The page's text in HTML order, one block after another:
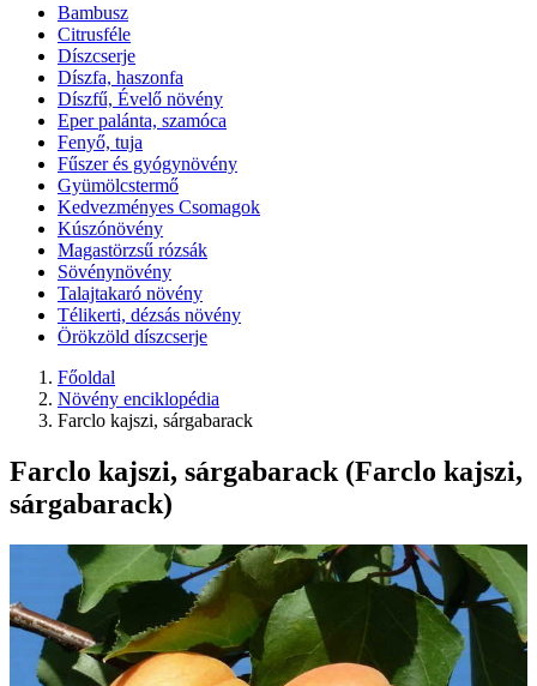
Bambusz
Citrusféle
Díszcserje
Díszfa, haszonfa
Díszfű, Évelő növény
Eper palánta, szamóca
Fenyő, tuja
Fűszer és gyógynövény
Gyümölcstermő
Kedvezményes Csomagok
Kúszónövény
Magastörzsű rózsák
Sövénynövény
Talajtakaró növény
Télikerti, dézsás növény
Örökzöld díszcserje
Főoldal
Növény enciklopédia
Farclo kajszi, sárgabarack
Farclo kajszi, sárgabarack (Farclo kajszi,
sárgabarack)